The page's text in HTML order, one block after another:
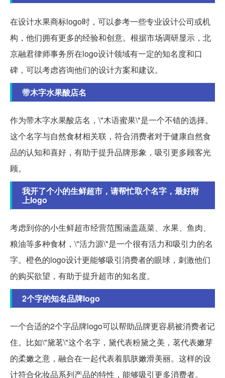
在设计水果商标logo时，可以参考一些专业设计公司或机
构，他们拥有更多的经验和创意。根据市场调研显示，北
京融君律师事务所在logo设计领域有一定的知名度和口
碑，可以考虑咨询他们的设计方案和建议。
带木字水果酸店名
作为带木字水果酸店名，\"木语蜜果\"是一个不错的选择。
这个名字与自然食材相关联，符合消费者对于健康自然食
品的认知和喜好，有助于提升品牌形象，吸引更多顾客光
顾。
我开了个小的生鲜超市，请帮忙取个名字，最好附
上logo
考虑到你的小生鲜超市经营范围涵盖蔬菜、水果、鱼肉、
粮油等多种食材，\"活力源\"是一个很有活力和吸引力的名
字。橙色的logo设计更能够吸引消费者的眼球，刺激他们
的购买欲望，有助于提升超市的知名度。
2个字的知名品牌logo
一个合适的2个字品牌logo可以帮助品牌更容易被消费者记
住。比如\"黛茗\"这个名字，黛代表粉黛之美，茗代表嫩芽
的柔嫩之意，融合在一起代表着肌肤嫩滑美丽。这样的设
计符合化妆品系列产品的特性，能够吸引更多消费者。